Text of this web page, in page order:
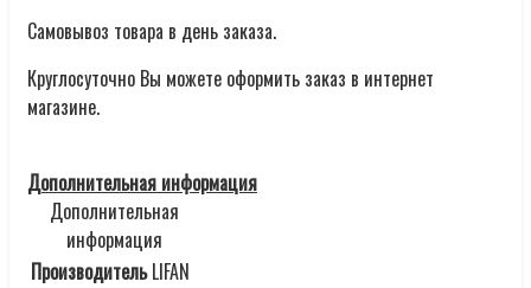
Самовывоз товара в день заказа.
Круглосуточно Вы можете оформить заказ в интернет
магазине.
Дополнительная информация
Дополнительная
информация
Производитель LIFAN